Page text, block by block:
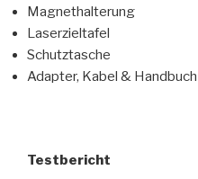
Magnethalterung
Laserzieltafel
Schutztasche
Adapter, Kabel & Handbuch
Testbericht